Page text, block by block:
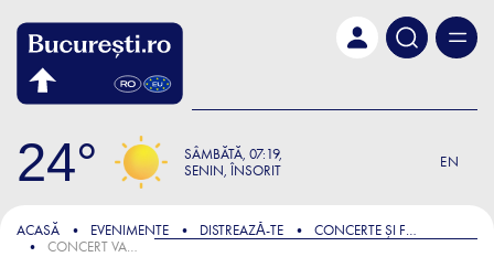
24 SÂMBĂTĂ 07:19
SENIN, ÎNSORIT
EN
ACASĂ EVENIMENTE DISTREAZǍ-TE
CONCERTE ȘI FESTIVALURI
CONCERT VAMA